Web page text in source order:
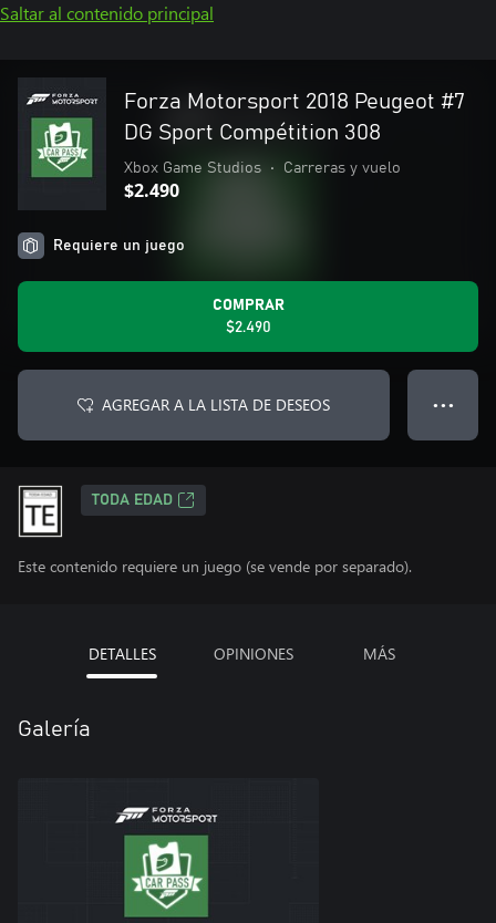
Saltar al contenido principal
Forza Motorsport 2018 Peugeot #7
DG Sport Compétition 308
Xbox Game Studios • Carreras y vuelo
$2.490
Requiere un juego
COMPRAR
$2.490
AGREGAR A LA LISTA DE DESEOS ● ● ●
TODA EDAD
Este contenido requiere un juego (se vende por separado).
DETALLES OPINIONES MÁS
Galería